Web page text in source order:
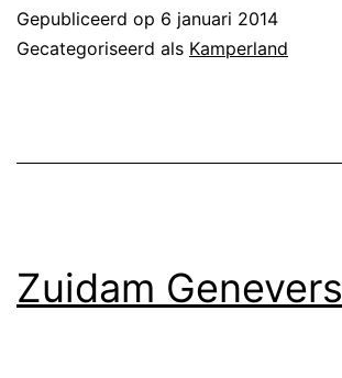
Gepubliceerd op 6 januari 2014
Gecategoriseerd als Kamperland
Zuidam Genevers